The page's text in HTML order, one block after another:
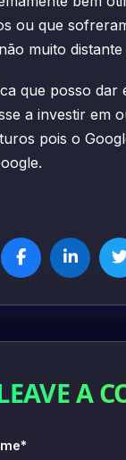
ou que
muito distante
que posso
a investir em
pois o
A